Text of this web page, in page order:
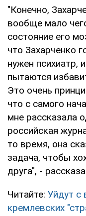
"Конечно,
вообще мало
состояние его
что Захарченко
нужен психиатр,
пытаются
Это очень
что с самого
мне рассказала
российская
то время, она
задача, чтобы
друга", -
Читайте: Уйдут с
кремлевских